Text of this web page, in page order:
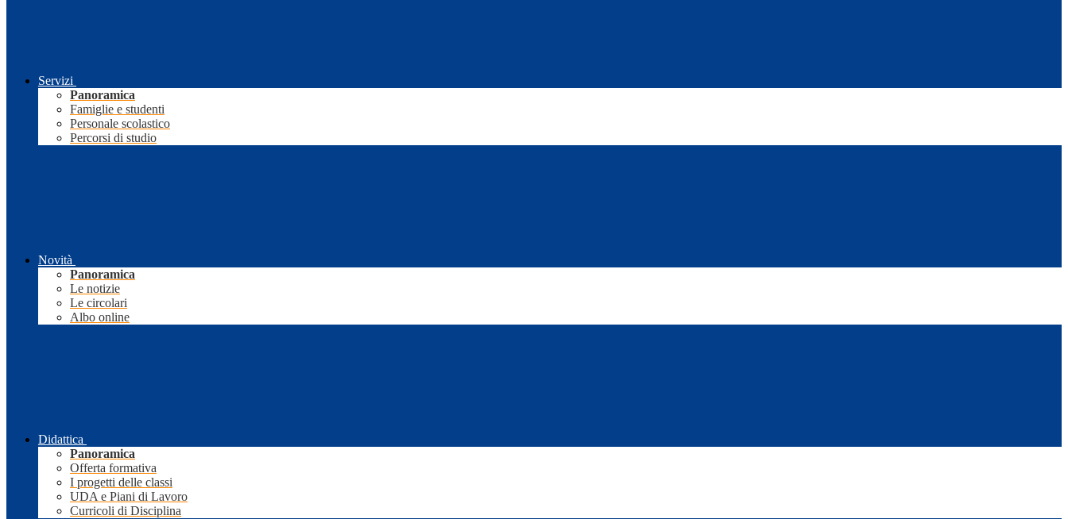
Servizi
Panoramica
Famiglie e studenti
Personale scolastico
Percorsi di studio
Novità
Panoramica
Le notizie
Le circolari
Albo online
Didattica
Panoramica
Offerta formativa
I progetti delle classi
UDA e Piani di Lavoro
Curricoli di Disciplina